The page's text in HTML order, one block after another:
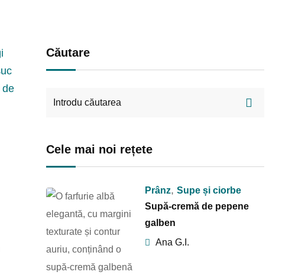
Căutare
Cele mai noi rețete
Prânz,Supe și ciorbe
Supă-cremă de pepene
galben
Ana G.I.